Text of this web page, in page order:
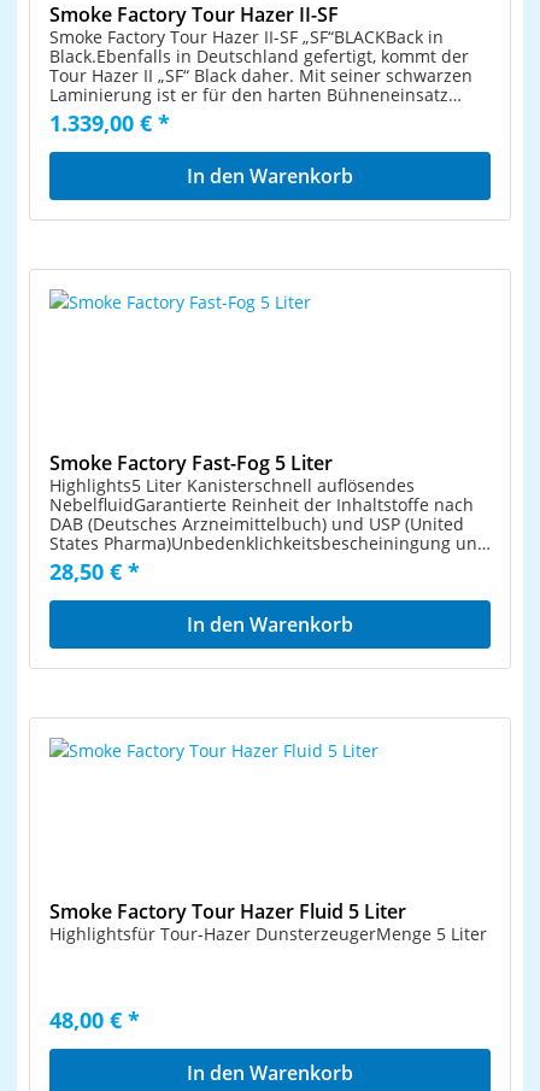
Smoke Factory Tour Hazer II-SF
Smoke Factory Tour Hazer II-SF „SF“BLACKBack in
Black.Ebenfalls in Deutschland gefertigt, kommt der
Tour Hazer II „SF“ Black daher. Mit seiner schwarzen
Laminierung ist er für den harten Bühneneinsatz
geeignet, ohne danach „runtergerockt“
auszusehen. Highlightsenorm hochwertiger
Dunsterzeuger nach dem VerdampferprinzipDMX-
SteuerungDunstmenge und Lüfter regelbarProzessor-
Technologierobustes Amptown-Flightcase mit 5-Liter-
Sekunden
1.339,00 € *
In den Warenkorb
Smoke Factory Fast-Fog 5 Liter
Highlights5 Liter Kanisterschnell auflösendes
NebelfluidGarantierte Reinheit der Inhaltstoffe nach
DAB (Deutsches Arzneimittelbuch) und USP (United
States Pharma)Unbedenklichkeitsbescheiningung und
DIN-Sicherheitsdatenblattvollständig
wasserverdünnbar, biologisch abbaubar, nicht
entzündlichPermanente Qualitätskontrolle
28,50 € *
In den Warenkorb
Smoke Factory Tour Hazer Fluid 5 Liter
Highlightsfür Tour-Hazer DunsterzeugerMenge 5 Liter
48,00 € *
In den Warenkorb